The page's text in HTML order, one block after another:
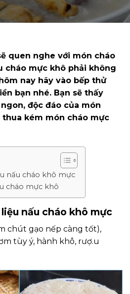
quen nghe với món cháo
cháo mực khô phải không
nay hãy vào bếp thử
bạn nhé. Bạn sẽ thấy
độc đáo của món
kém món cháo mực
nấu cháo khô mực
cháo mực khô
nấu cháo khô mực
chút gạo nếp càng tốt),
tùy ý, hành khô, rượ.u